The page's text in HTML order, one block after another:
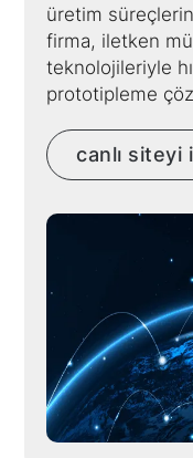
üretim
firma, iletken
teknolojileriyle
prototipleme
canlı siteyi